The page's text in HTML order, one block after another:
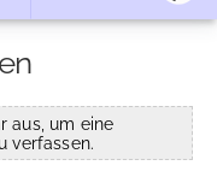
aus, um eine
verfassen.